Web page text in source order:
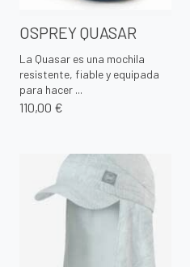
OSPREY QUASAR
La Quasar es una mochila
resistente, fiable y equipada
para hacer ...
110,00 €